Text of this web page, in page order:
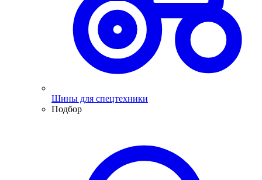
Шины для спецтехники
Подбор